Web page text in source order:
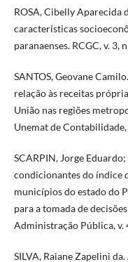
ROSA, Cibelly Aparecida
características
paranaenses. RCGC, v. 3,
SANTOS, Geovane
relação às receitas
União nas regiões
Unemat de
SCARPIN, Jorge
condicionantes do índice
municípios do estado do
para a tomada de
Administração Pública, v.
SILVA, Raiane Zapelini